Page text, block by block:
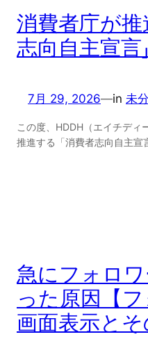
消費者庁が推
志向自主宣言
7月 29, 2026—in 未
この度、HDDH（エイチディ
推進する「消費者志向自主
急にフォロ
った原因【
画面表示と